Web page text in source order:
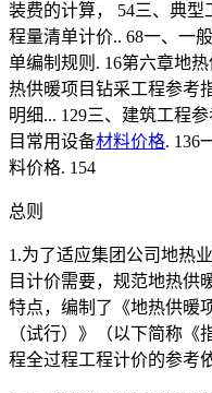
装费的计算， 54三、典
程量清单计价.. 68一、一
单编制规则. 16第六章地
热供暖项目钻采工程参考
明细... 129三、建筑工程
目常用设备材料价格. 136
料价格. 154
总则
1.为了适应集团公司地热
目计价需要，规范地热供
特点，编制了《地热供暖
（试行）》（以下简称
程全过程工程计价的参考